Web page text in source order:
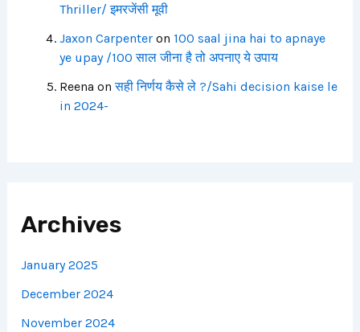
Thriller/ इमरजेंसी मूवी
Jaxon Carpenter on 100 saal jina hai to apnaye
ye upay /100 साल जीना है तो अपनाए ये उपाय
Reena onसही निर्णय कैसे ले ?/Sahi decision kaise le
in 2024-
Archives
January 2025
December 2024
November 2024